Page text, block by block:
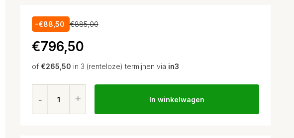
-€88,50 €885,00
€796,50
of €265,50 in 3 (renteloze) termijnen via in3
In winkelwagen